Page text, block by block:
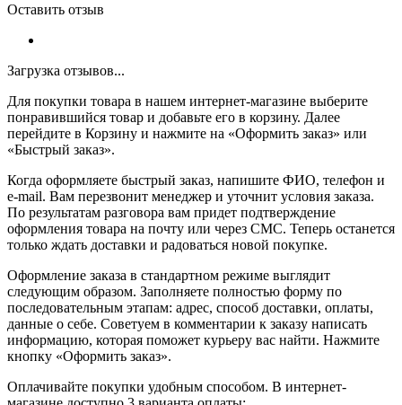
Оставить отзыв
Загрузка отзывов...
Для покупки товара в нашем интернет-магазине выберите
понравившийся товар и добавьте его в корзину. Далее
перейдите в Корзину и нажмите на «Оформить заказ» или
«Быстрый заказ».
Когда оформляете быстрый заказ, напишите ФИО, телефон и
e-mail. Вам перезвонит менеджер и уточнит условия заказа.
По результатам разговора вам придет подтверждение
оформления товара на почту или через СМС. Теперь останется
только ждать доставки и радоваться новой покупке.
Оформление заказа в стандартном режиме выглядит
следующим образом. Заполняете полностью форму по
последовательным этапам: адрес, способ доставки, оплаты,
данные о себе. Советуем в комментарии к заказу написать
информацию, которая поможет курьеру вас найти. Нажмите
кнопку «Оформить заказ».
Оплачивайте покупки удобным способом. В интернет-